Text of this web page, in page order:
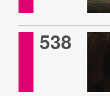
538